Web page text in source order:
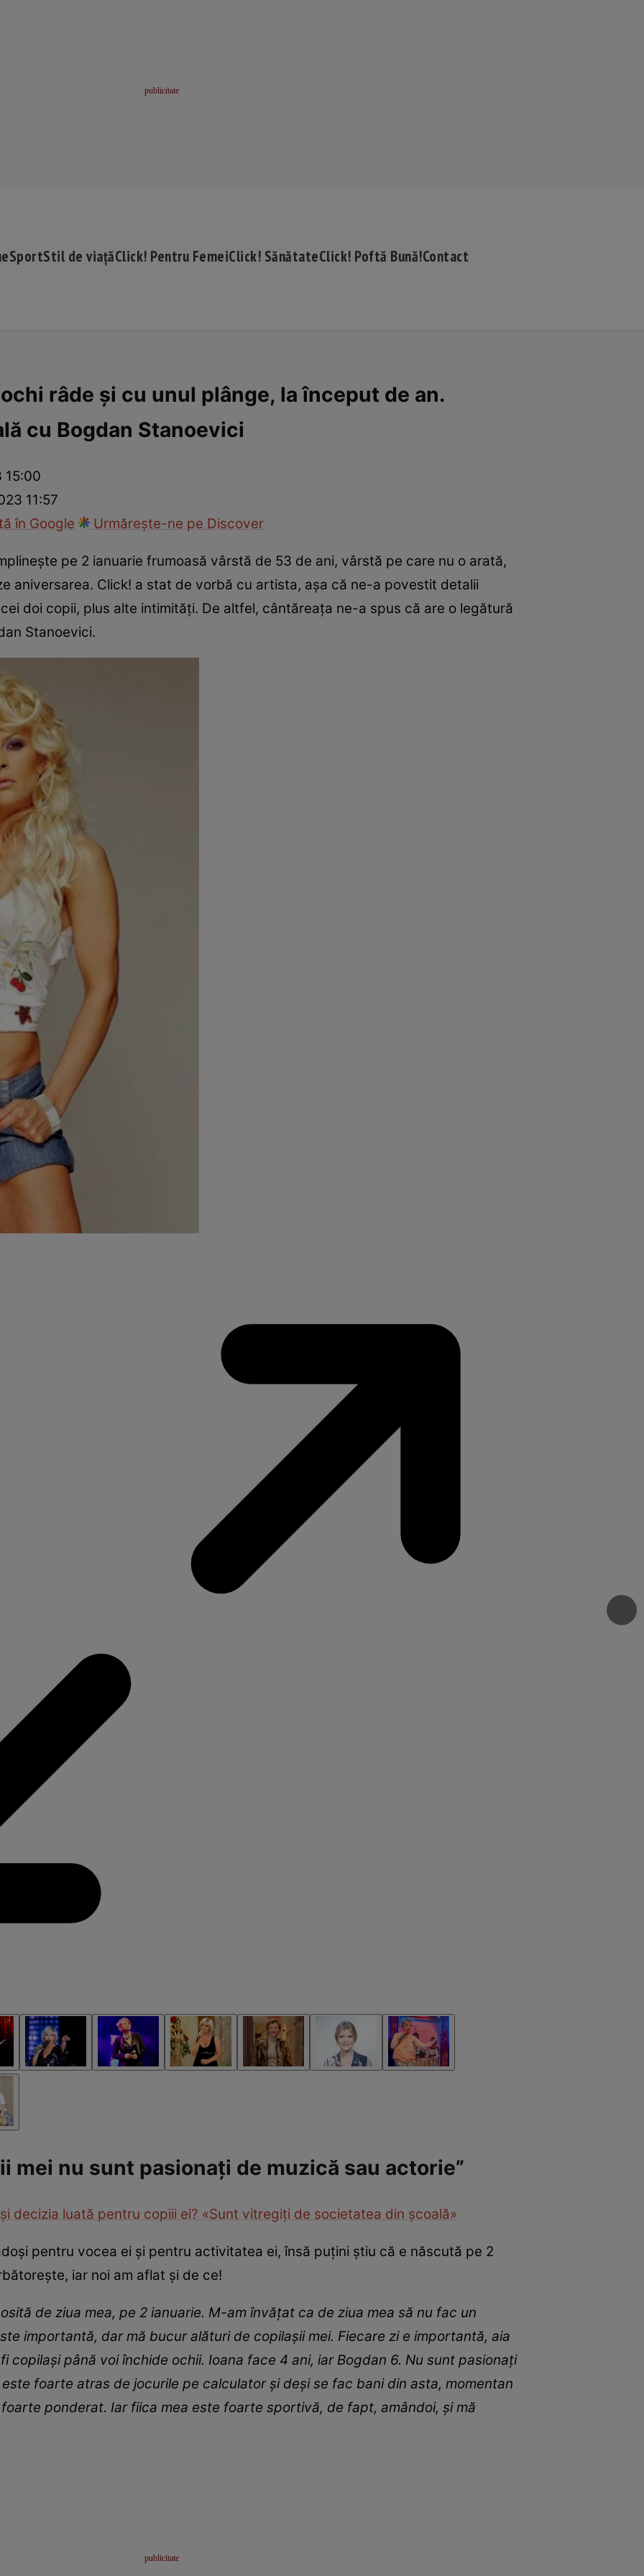
SportStil de viațăClick! Pentru FemeiClick! SănătateClick! Poftă Bună!Contact
râde și cu unul plânge, la început de an.
cu Bogdan Stanoevici
15:00
11:57
în Google
Urmărește-ne pe Discover
pe 2 ianuarie frumoasă vârstă de 53 de ani, vârstă pe care nu o arată,
aniversarea. Click! a stat de vorbă cu artista, așa că ne-a povestit detalii
doi copii, plus alte intimități. De altfel, cântăreața ne-a spus că are o legătură
Stanoevici.
mei nu sunt pasionați de muzică sau actorie”
decizia luată pentru copiii ei? «Sunt vitregiți de societatea din școală»
pentru vocea ei și pentru activitatea ei, însă puțini știu că e născută pe 2
iar noi am aflat și de ce!
de ziua mea, pe 2 ianuarie. M-am învățat ca de ziua mea să nu fac un
importantă, dar mă bucur alături de copilașii mei. Fiecare zi e importantă, aia
copilași până voi închide ochii. Ioana face 4 ani, iar Bogdan 6. Nu sunt pasionați
foarte atras de jocurile pe calculator și deși se fac bani din asta, momentan
ponderat. Iar fiica mea este foarte sportivă, de fapt, amândoi, și mă